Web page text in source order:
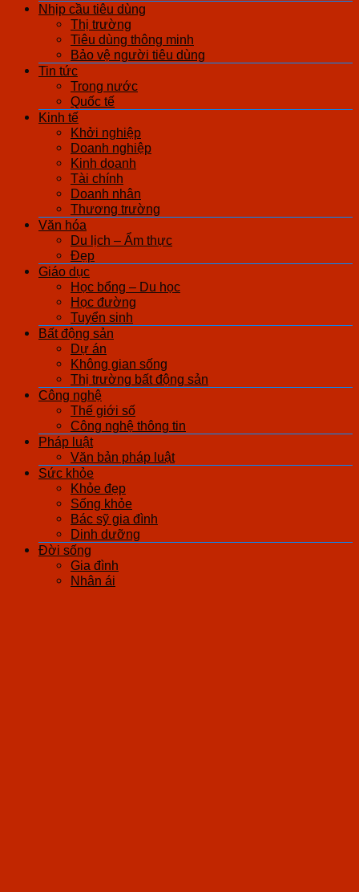
Nhịp cầu tiêu dùng
Thị trường
Tiêu dùng thông minh
Bảo vệ người tiêu dùng
Tin tức
Trong nước
Quốc tế
Kinh tế
Khởi nghiệp
Doanh nghiệp
Kinh doanh
Tài chính
Doanh nhân
Thương trường
Văn hóa
Du lịch – Ẩm thực
Đẹp
Giáo dục
Học bổng – Du học
Học đường
Tuyển sinh
Bất động sản
Dự án
Không gian sống
Thị trường bất động sản
Công nghệ
Thế giới số
Công nghệ thông tin
Pháp luật
Văn bản pháp luật
Sức khỏe
Khỏe đẹp
Sống khỏe
Bác sỹ gia đình
Dinh dưỡng
Đời sống
Gia đình
Nhân ái